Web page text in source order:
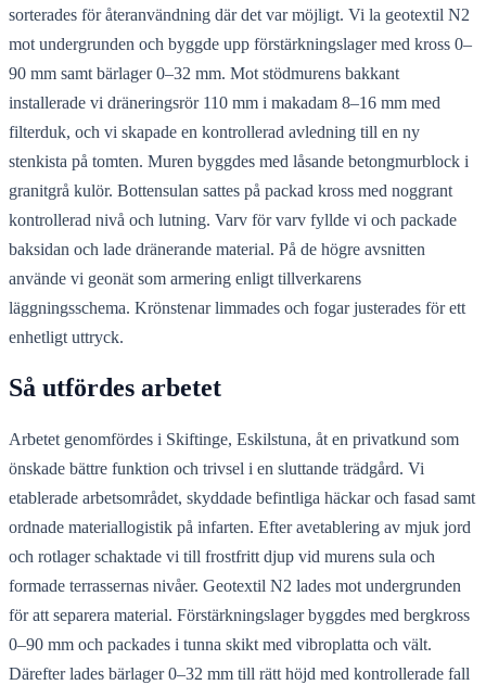
sorterades för återanvändning där det var möjligt. Vi la geotextil N2
mot undergrunden och byggde upp förstärkningslager med kross 0–
90 mm samt bärlager 0–32 mm. Mot stödmurens bakkant
installerade vi dräneringsrör 110 mm i makadam 8–16 mm med
filterduk, och vi skapade en kontrollerad avledning till en ny
stenkista på tomten. Muren byggdes med låsande betongmurblock i
granitgrå kulör. Bottensulan sattes på packad kross med noggrant
kontrollerad nivå och lutning. Varv för varv fyllde vi och packade
baksidan och lade dränerande material. På de högre avsnitten
använde vi geonät som armering enligt tillverkarens
läggningsschema. Krönstenar limmades och fogar justerades för ett
enhetligt uttryck.
Så utfördes arbetet
Arbetet genomfördes i Skiftinge, Eskilstuna, åt en privatkund som
önskade bättre funktion och trivsel i en sluttande trädgård. Vi
etablerade arbetsområdet, skyddade befintliga häckar och fasad samt
ordnade materiallogistik på infarten. Efter avetablering av mjuk jord
och rotlager schaktade vi till frostfritt djup vid murens sula och
formade terrassernas nivåer. Geotextil N2 lades mot undergrunden
för att separera material. Förstärkningslager byggdes med bergkross
0–90 mm och packades i tunna skikt med vibroplatta och vält.
Därefter lades bärlager 0–32 mm till rätt höjd med kontrollerade fall